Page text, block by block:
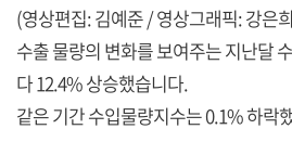
(영상편집: 김예준 / 영상그래픽: 강은
수출 물량의 변화를 보여주는 지난달
다 12.4% 상승했습니다.
같은 기간 수입물량지수는 0.1% 하락